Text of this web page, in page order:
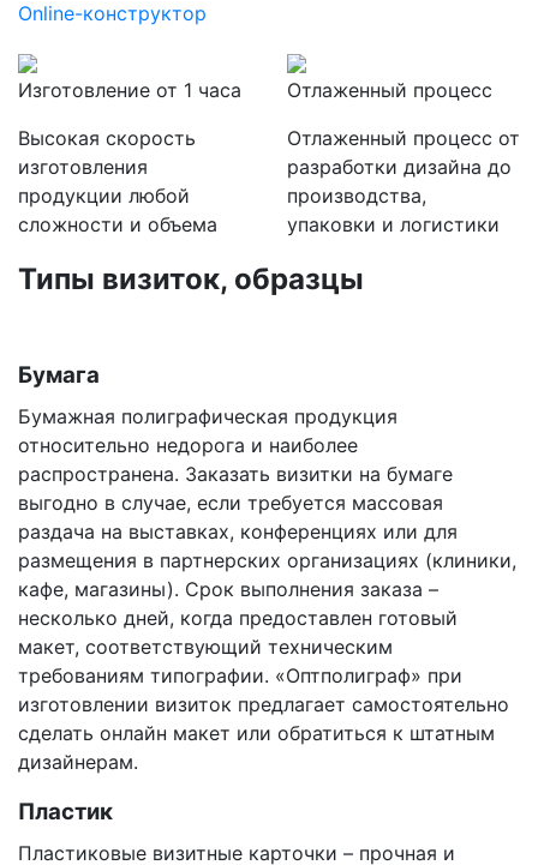
Online-конструктор
Изготовление от 1 часа
Высокая скорость
изготовления
продукции любой
сложности и объема
Отлаженный процесс
Отлаженный процесс от
разработки дизайна до
производства,
упаковки и логистики
Типы визиток, образцы
Бумага
Бумажная полиграфическая продукция
относительно недорога и наиболее
распространена. Заказать визитки на бумаге
выгодно в случае, если требуется массовая
раздача на выставках, конференциях или для
размещения в партнерских организациях (клиники,
кафе, магазины). Срок выполнения заказа –
несколько дней, когда предоставлен готовый
макет, соответствующий техническим
требованиям типографии. «Оптполиграф» при
изготовлении визиток предлагает самостоятельно
сделать онлайн макет или обратиться к штатным
дизайнерам.
Пластик
Пластиковые визитные карточки – прочная и